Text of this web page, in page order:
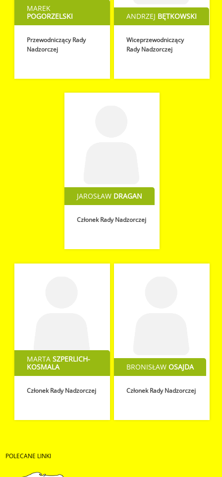
MAREK
POGORZELSKI
Przewodniczący Rady
Nadzorczej
ANDRZEJ BĘTKOWSKI
Wiceprzewodniczący
Rady Nadzorczej
JAROSŁAWDRAGAN
Członek Rady Nadzorczej
MARTASZPERLICH-
KOSMALA
Członek Rady Nadzorczej
BRONISŁAW OSAJDA
Członek Rady Nadzorczej
POLECANE LINKI